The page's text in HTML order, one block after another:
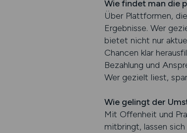
Wie findet man die
Über Plattformen,
Ergebnisse. Wer
bietet nicht nur
Chancen klar
Bezahlung und
Wer gezielt liest,
Wie gelingt der
Mit Offenheit und
mitbringt, lassen